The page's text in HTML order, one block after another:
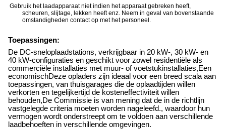
Gebruik het laadapparaat niet indien het apparaat gebreken heeft,
scheuren, slijtage, lekken heeft enz. Neem in geval van bovenstaande
omstandigheden contact op met het personeel.
Toepassingen:
De DC-sneloplaadstations, verkrijgbaar in 20 kW-, 30 kW- en
40 kW-configuraties en geschikt voor zowel residentiële als
commerciële installaties met muur- of voetstukinstallaties,Een
economischDeze opladers zijn ideaal voor een breed scala aan
toepassingen, van thuisgarages die de oplaadtijden willen
verkorten en tegelijkertijd de kosteneffectiviteit willen
behouden,De Commissie is van mening dat de in de richtlijn
vastgelegde criteria moeten worden nageleefd., waardoor hun
vermogen wordt onderstreept om te voldoen aan verschillende
laadbehoeften in verschillende omgevingen.